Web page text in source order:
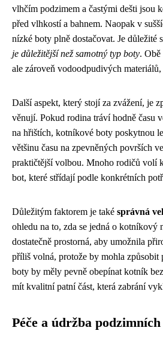
vlhčím podzimem a častými dešti jsou
před vlhkostí a bahnem. Naopak v
nízké boty plně dostačovat. Je důležité
je důležitější než samotný typ boty.
ale zároveň vodoodpudivých
Další aspekt, který stojí za zvážení, je
věnují. Pokud rodina tráví hodně času
na hřištích, kotníkové boty poskytnou
většinu času na zpevněných površích
praktičtější volbou. Mnoho rodičů volí
bot, které střídají podle konkrétních
Důležitým faktorem je také správná
ohledu na to, zda se jedná o
dostatečně prostorná, aby umožnila
příliš volná, protože by mohla
boty by měly pevně obepínat kotník
mít kvalitní patní část, která zabrání
Péče a údržba